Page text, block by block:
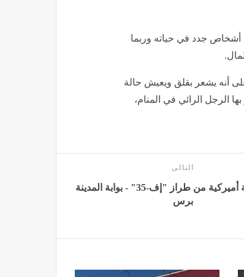
أشخاص جدد في حياته وربما
أنه يشعر بقلق ويعيش حالة
الرجل الرائي في المنام،
التالى
تحطم مقاتلة أميركية من طراز "إف-35" - بوابة المدينة
برس